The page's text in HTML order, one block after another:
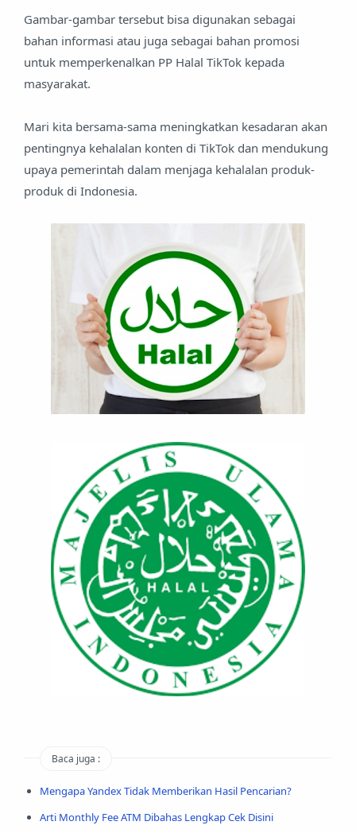
Gambar-gambar tersebut bisa digunakan sebagai
bahan informasi atau juga sebagai bahan promosi
untuk memperkenalkan PP Halal TikTok kepada
masyarakat.
Mari kita bersama-sama meningkatkan kesadaran akan
pentingnya kehalalan konten di TikTok dan mendukung
upaya pemerintah dalam menjaga kehalalan produk-
produk di Indonesia.
Baca juga :
Mengapa Yandex Tidak Memberikan Hasil Pencarian?
Arti Monthly Fee ATM Dibahas Lengkap Cek Disini